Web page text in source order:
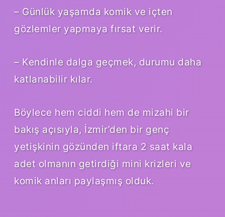
– Günlük yaşamda komik ve içten
gözlemler yapmaya fırsat verir.
– Kendinle dalga geçmek, durumu daha
katlanabilir kılar.
Böylece hem ciddi hem de mizahi bir
bakış açısıyla, İzmir’den bir genç
yetişkinin gözünden iftara 2 saat kala
adet olmanın getirdiği mini krizleri ve
komik anları paylaşmış olduk.